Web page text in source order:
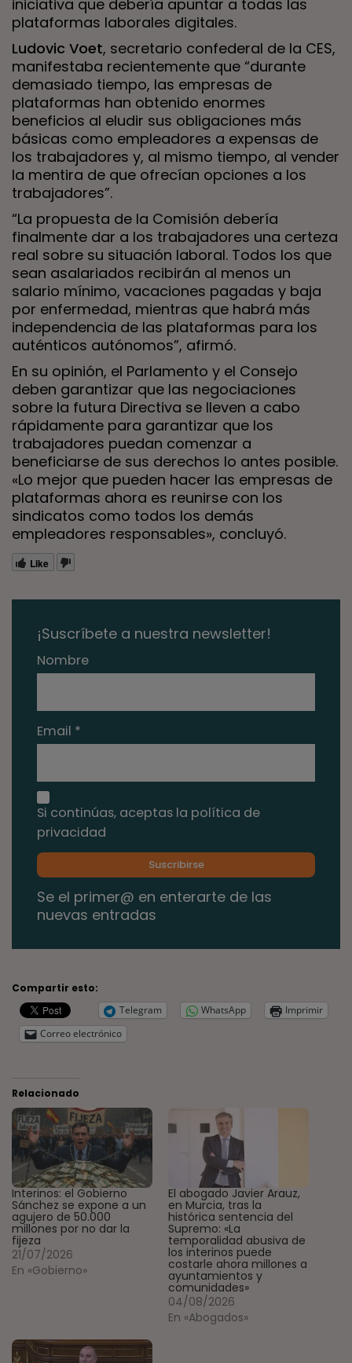
iniciativa que debería apuntar a todas las
plataformas laborales digitales.
Ludovic Voet, secretario confederal de la CES,
manifestaba recientemente que “durante
demasiado tiempo, las empresas de
plataformas han obtenido enormes
beneficios al eludir sus obligaciones más
básicas como empleadores a expensas de
los trabajadores y, al mismo tiempo, al vender
la mentira de que ofrecían opciones a los
trabajadores”.
“La propuesta de la Comisión debería
finalmente dar a los trabajadores una certeza
real sobre su situación laboral. Todos los que
sean asalariados recibirán al menos un
salario mínimo, vacaciones pagadas y baja
por enfermedad, mientras que habrá más
independencia de las plataformas para los
auténticos autónomos”, afirmó.
En su opinión, el Parlamento y el Consejo
deben garantizar que las negociaciones
sobre la futura Directiva se lleven a cabo
rápidamente para garantizar que los
trabajadores puedan comenzar a
beneficiarse de sus derechos lo antes posible.
«Lo mejor que pueden hacer las empresas de
plataformas ahora es reunirse con los
sindicatos como todos los demás
empleadores responsables», concluyó.
Like
¡Suscríbete a nuestra newsletter!
Nombre
Email *
Si continúas, aceptas la política de
privacidad
Se el primer@ en enterarte de las
nuevas entradas
Compartir esto:
Telegram
WhatsApp
Imprimir
Correo electrónico
Relacionado
Interinos: el Gobierno
Sánchez se expone a un
agujero de 50.000
millones por no dar la
fijeza
21/07/2026
En «Gobierno»
El abogado Javier Arauz,
en Murcia, tras la
histórica sentencia del
Supremo: «La
temporalidad abusiva de
los interinos puede
costarle ahora millones a
ayuntamientos y
comunidades»
04/08/2026
En «Abogados»